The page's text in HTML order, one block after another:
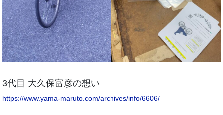
3代目 大久保富彦の想い
https://www.yama-maruto.com/archives/info/6606/